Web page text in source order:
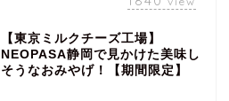
【東京ミルクチーズ工場】
NEOPASA静岡で見かけた美味し
そうなおみやげ！【期間限定】